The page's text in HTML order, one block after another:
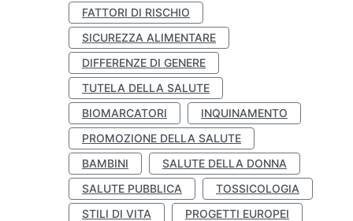
FATTORI DI RISCHIO
SICUREZZA ALIMENTARE
DIFFERENZE DI GENERE
TUTELA DELLA SALUTE
BIOMARCATORI
INQUINAMENTO
PROMOZIONE DELLA SALUTE
BAMBINI
SALUTE DELLA DONNA
SALUTE PUBBLICA
TOSSICOLOGIA
STILI DI VITA
PROGETTI EUROPEI